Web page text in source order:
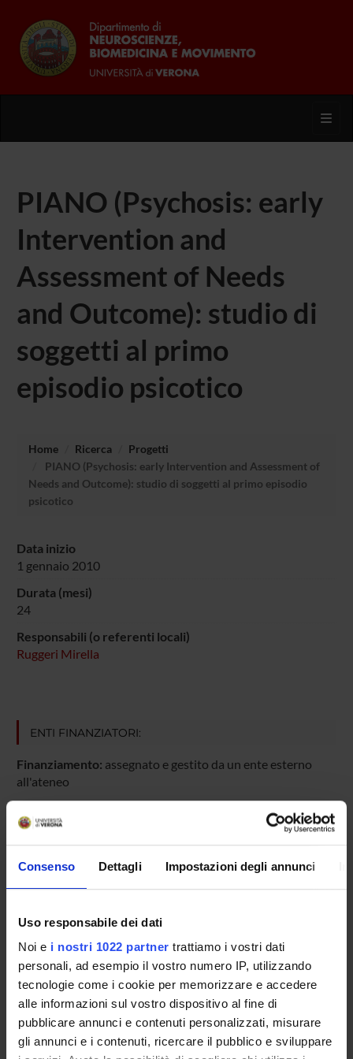
Consenso Dettagli Impostazioni degli annunci
Uso responsabile dei dati
Noi e i nostri 1022 partner trattiamo i vostri dati
personali, ad esempio il vostro numero IP, utilizzando
tecnologie come i cookie per memorizzare e accedere
alle informazioni sul vostro dispositivo al fine di
pubblicare annunci e contenuti personalizzati, misurare
gli annunci e i contenuti, ricercare il pubblico e sviluppare
PIANO (Psychosis: early
Intervention and
Assessment of Needs
and Outcome): studio di
soggetti al primo
episodio psicotico
Home Ricerca
Progetti
PIANO (Psychosis: early Intervention and Assessment of
Needs and Outcome): studio di soggetti al primo episodio
psicotico
Data inizio
1 gennaio 2010
Durata (mesi)
24
Responsabili (o referenti locali)
Ruggeri Mirella
ENTI FINANZIATORI:
Finanziamento: assegnato e gestito da un ente esterno
all'ateneo
PARTECIPANTI AL PROGETTO
AREE DI RICERCA COINVOLTE DAL PROGETTO
Psychiatry
SEZIONI